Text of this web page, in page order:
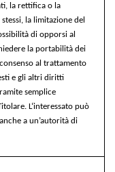
la rettifica o la
la limitazione del
di opporsi al
la portabilità dei
al trattamento
e gli altri diritti
semplice
L‘interessato può
a un’autorità di